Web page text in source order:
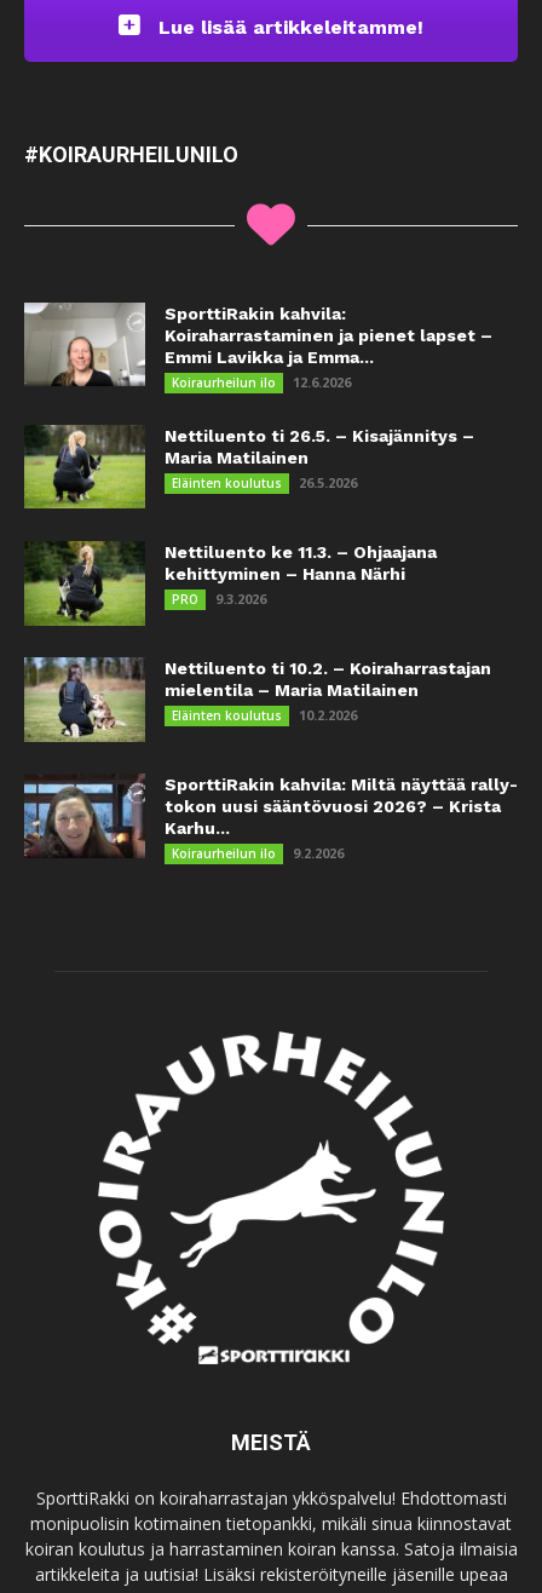
Lue lisää artikkeleitamme!
#KOIRAURHEILUNILO
SporttiRakin kahvila:
Koiraharrastaminen ja pienet lapset –
Emmi Lavikka ja Emma...
Koiraurheilun ilo 12.6.2026
Nettiluento ti 26.5. – Kisajännitys –
Maria Matilainen
Eläinten koulutus 26.5.2026
Nettiluento ke 11.3. – Ohjaajana
kehittyminen – Hanna Närhi
PRO 9.3.2026
Nettiluento ti 10.2. – Koiraharrastajan
mielentila – Maria Matilainen
Eläinten koulutus 10.2.2026
SporttiRakin kahvila: Miltä näyttää rally-
tokon uusi sääntövuosi 2026? – Krista
Karhu...
Koiraurheilun ilo 9.2.2026
MEISTÄ
SporttiRakki on koiraharrastajan ykköspalvelu! Ehdottomasti
monipuolisin kotimainen tietopankki, mikäli sinua kiinnostavat
koiran koulutus ja harrastaminen koiran kanssa. Satoja ilmaisia
artikkeleita ja uutisia! Lisäksi rekisteröityneille jäsenille upeaa